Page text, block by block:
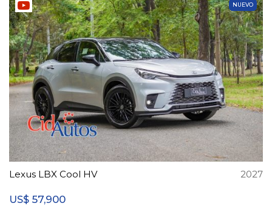
NUEVO
Lexus LBX Cool HV 2027
US$ 57,900